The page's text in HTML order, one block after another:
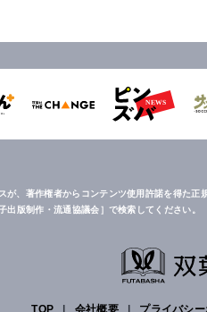
が、著作権者からコンテンツ使用許諾を得た正
版制作・流通協議会］で検索してください。
TOP 会社概要 プライバシ